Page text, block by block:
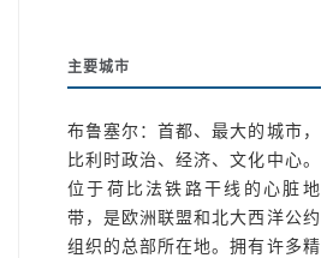
主要城市
布鲁塞尔：首都、最大的城市，
比利时政治、经济、文化中心。
位于荷比法铁路干线的心脏地
带，是欧洲联盟和北大西洋公约
组织的总部所在地。拥有许多精